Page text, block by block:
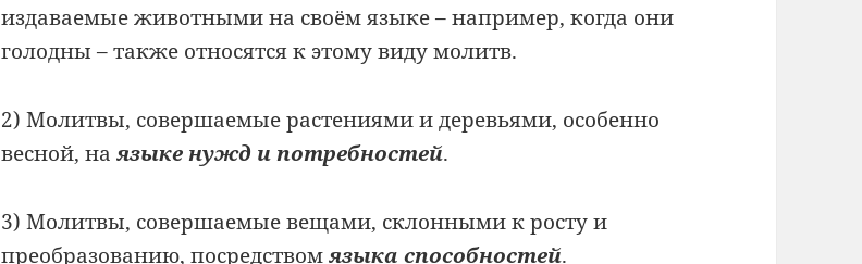
издаваемые животными на своём языке – например, когда они
голодны – также относятся к этому виду молитв.
2) Молитвы, совершаемые растениями и деревьями, особенно
весной, наязыке нужд и потребностей.
3) Молитвы, совершаемые вещами, склонными к росту и
преобразованию, посредствомязыка способностей.